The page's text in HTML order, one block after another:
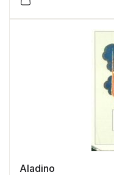
Aladino